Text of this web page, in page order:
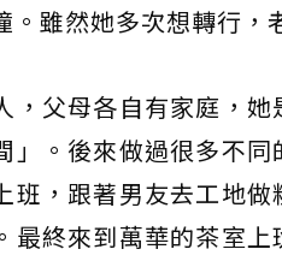
。雖然她多次想轉行，
，父母各自有家庭，
」。後來做過很多不
班，跟著男友去工地
最終來到萬華的茶室